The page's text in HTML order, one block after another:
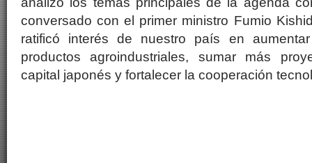
conversado con el primer ministro Fumio
ratificó interés de nuestro país en
productos agroindustriales, sumar más
capital japonés y fortalecer la cooperación